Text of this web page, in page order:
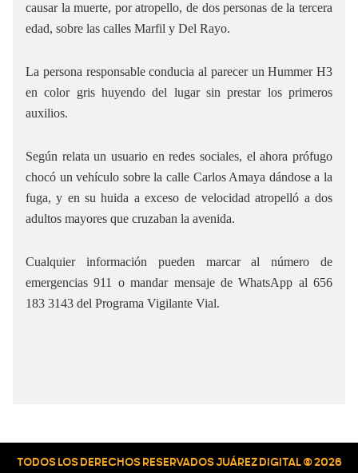
causar la muerte, por atropello, de dos personas de la tercera
edad, sobre las calles Marfil y Del Rayo.
La persona responsable conducia al parecer un Hummer H3
en color gris huyendo del lugar sin prestar los primeros
auxilios.
Según relata un usuario en redes sociales, el ahora prófugo
chocó un vehículo sobre la calle Carlos Amaya dándose a la
fuga, y en su huida a exceso de velocidad atropelló a dos
adultos mayores que cruzaban la avenida.
Cualquier información pueden marcar al número de
emergencias 911 o mandar mensaje de WhatsApp al 656
183 3143 del Programa Vigilante Vial.
TODOS LOS DERECHOS RESERVADOS JUÁREZ DIGITAL © 2026